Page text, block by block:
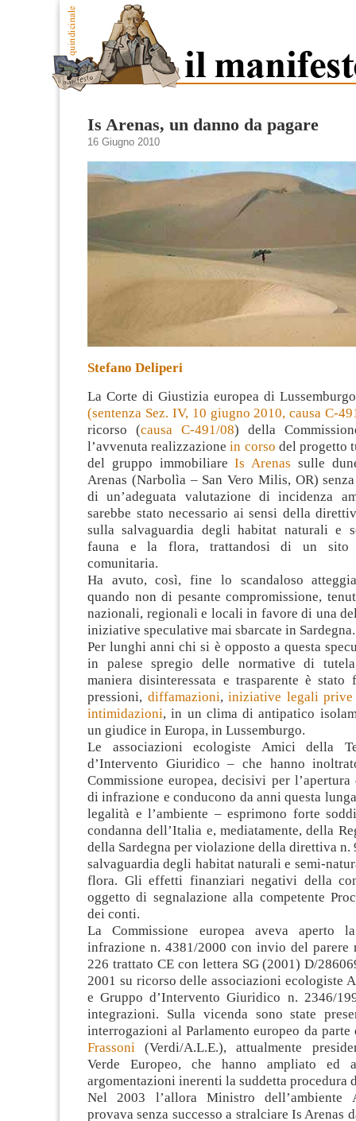
Is Arenas, un danno da pagare
16 Giugno 2010
Stefano Deliperi
La Corte di Giustizia europea di
(sentenza Sez. IV, 10 giugno 2010, causa C-
ricorso (causa C-491/08) della
l’avvenuta realizzazionein corso del progetto
del gruppo immobiliare Is Arenas sulle
Arenas (Narbolìa – San Vero Milis, OR)
di un’adeguata valutazione di incidenza
sarebbe stato necessario ai sensi della
sulla salvaguardia degli habitat naturali e
fauna e la flora, trattandosi di un sito
comunitaria.
Ha avuto, così, fine lo scandaloso
quando non di pesante compromissione,
nazionali, regionali e locali in favore di una
iniziative speculative mai sbarcate in Sardegna.
Per lunghi anni chi si è opposto a questa
in palese spregio delle normative di
maniera disinteressata e trasparente è
pressioni, diffamazioni, iniziative legali prive
intimidazioni, in un clima di antipatico
un giudice in Europa, in Lussemburgo.
Le associazioni ecologiste Amici della
d’Intervento Giuridico – che hanno
Commissione europea, decisivi per
di infrazione e conducono da anni questa
legalità e l’ambiente – esprimono forte
condanna dell’Italia e, mediatamente, della
della Sardegna per violazione della direttiva n.
salvaguardia degli habitat naturali e semi-
flora. Gli effetti finanziari negativi della
oggetto di segnalazione alla competente
dei conti.
La Commissione europea aveva aperto
infrazione n. 4381/2000 con invio del parere
226 trattato CE con lettera SG (2001) D/
2001 su ricorso delle associazioni ecologiste
e Gruppo d’Intervento Giuridico n. 2346/
integrazioni. Sulla vicenda sono state
interrogazioni al Parlamento europeo da
Frassoni (Verdi/A.L.E.), attualmente
Verde Europeo, che hanno ampliato ed
argomentazioni inerenti la suddetta procedura
Nel 2003 l’allora Ministro dell’ambiente
provava senza successo a stralciare Is Arenas